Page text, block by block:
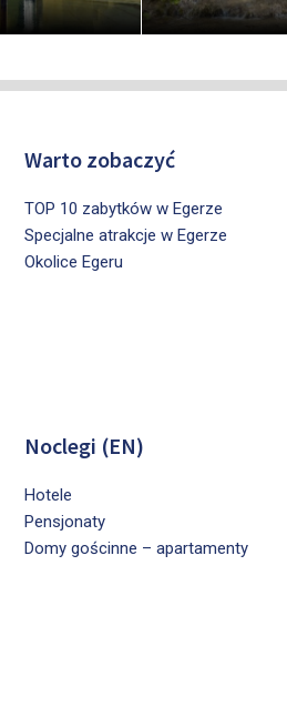
Warto zobaczyć
TOP 10 zabytków w Egerze
Specjalne atrakcje w Egerze
Okolice Egeru
Noclegi (EN)
Hotele
Pensjonaty
Domy gościnne – apartamenty